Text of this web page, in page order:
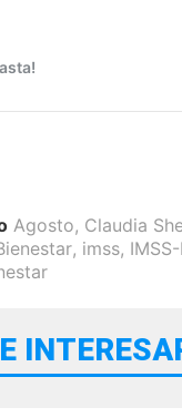
Agosto, Claudia
, imss,